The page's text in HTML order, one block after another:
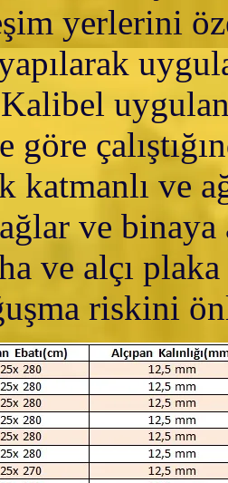
yerlerini
göre
katmanlı ve
ve
ve alçı
riskini